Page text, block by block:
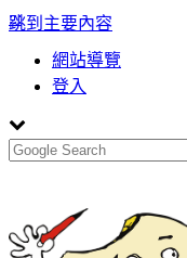
跳到主要內容
:::
網站導覽
登入